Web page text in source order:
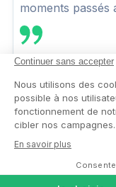
moments passés
Demande de
papa a pu être
48h.. Je
*Témoignages